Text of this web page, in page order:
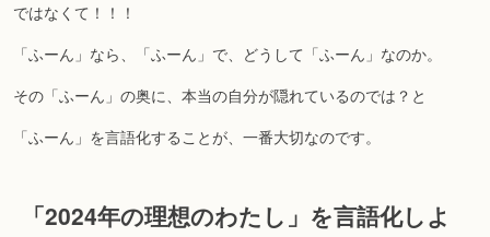
ではなくて！！！
「ふーん」なら、「ふーん」で、どうして「ふーん」なのか。
その「ふーん」の奥に、本当の自分が隠れているのでは？と
「ふーん」を言語化することが、一番大切なのです。
「2024年の理想のわたし」を言語化しよ